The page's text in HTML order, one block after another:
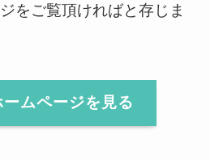
をご覧頂ければと存じま
ムページを見る